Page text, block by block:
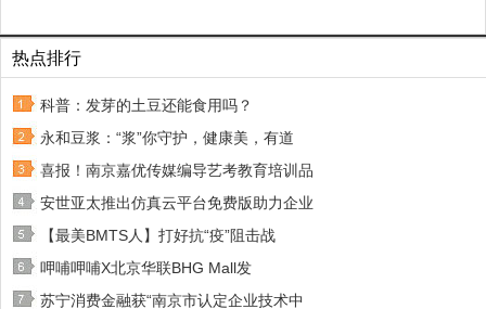
热点排行
科普：发芽的土豆还能食用吗？
永和豆浆：“浆”你守护，健康美，有道
喜报！南京嘉优传媒编导艺考教育培训品
安世亚太推出仿真云平台免费版助力企业
【最美BMTS人】打好抗“疫”阻击战
呷哺呷哺X北京华联BHG Mall发
苏宁消费金融获“南京市认定企业技术中